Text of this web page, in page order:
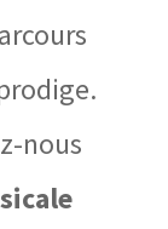
nous